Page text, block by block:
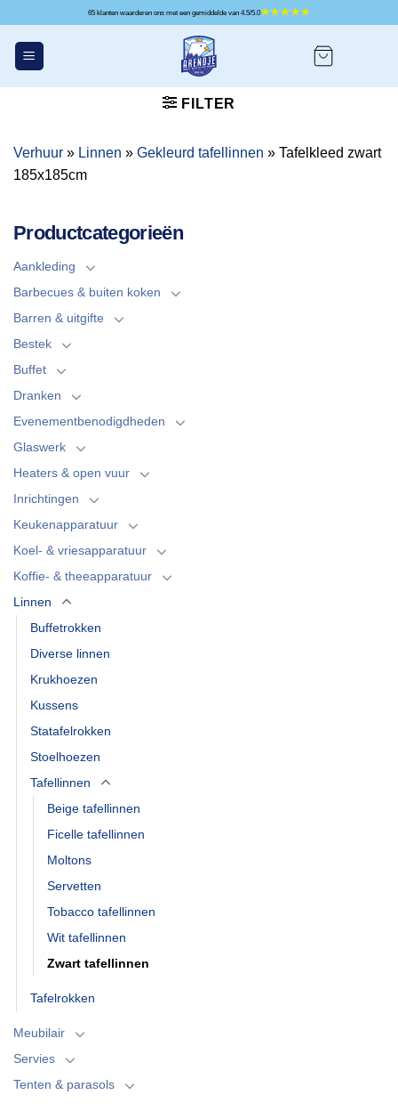
inhoud
65 klanten waarderen ons met een gemiddelde van 4.5/5.0
FILTER
Verhuur » Linnen » Gekleurd tafellinnen » Tafelkleed zwart
185x185cm
Productcategorieën
Aankleding
Barbecues & buiten koken
Barren & uitgifte
Bestek
Buffet
Dranken
Evenementbenodigdheden
Glaswerk
Heaters & open vuur
Inrichtingen
Keukenapparatuur
Koel- & vriesapparatuur
Koffie- & theeapparatuur
Linnen
Buffetrokken
Diverse linnen
Krukhoezen
Kussens
Statafelrokken
Stoelhoezen
Tafellinnen
Beige tafellinnen
Ficelle tafellinnen
Moltons
Servetten
Tobacco tafellinnen
Wit tafellinnen
Zwart tafellinnen
Tafelrokken
Meubilair
Servies
Tenten & parasols